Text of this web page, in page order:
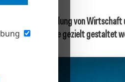
und Entwicklung von
zeigt, wie sie gezielt gestaltet